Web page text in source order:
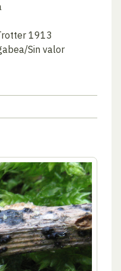
1913
Sin valor